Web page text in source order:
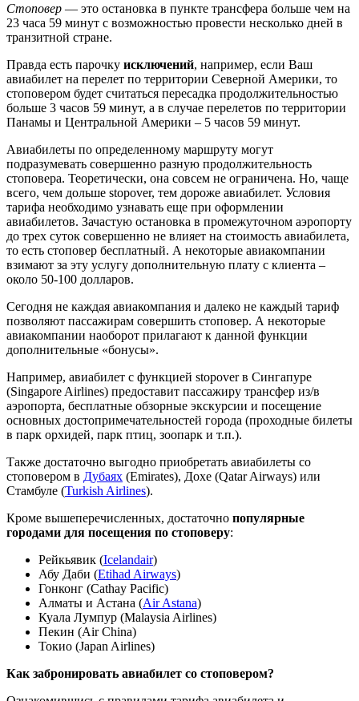
Стоповер — это остановка в пункте трансфера больше чем на
23 часа 59 минут с возможностью провести несколько дней в
транзитной стране.
Правда есть парочку исключений, например, если Ваш
авиабилет на перелет по территории Северной Америки, то
стоповером будет считаться пересадка продолжительностью
больше 3 часов 59 минут, а в случае перелетов по территории
Панамы и Центральной Америки – 5 часов 59 минут.
Авиабилеты по определенному маршруту могут
подразумевать совершенно разную продолжительность
стоповера. Теоретически, она совсем не ограничена. Но, чаще
всего, чем дольше stopover, тем дороже авиабилет. Условия
тарифа необходимо узнавать еще при оформлении
авиабилетов. Зачастую остановка в промежуточном аэропорту
до трех суток совершенно не влияет на стоимость авиабилета,
то есть стоповер бесплатный. А некоторые авиакомпании
взимают за эту услугу дополнительную плату с клиента –
около 50-100 долларов.
Сегодня не каждая авиакомпания и далеко не каждый тариф
позволяют пассажирам совершить стоповер. А некоторые
авиакомпании наоборот прилагают к данной функции
дополнительные «бонусы».
Например, авиабилет с функцией stopover в Сингапуре
(Singapore Airlines) предоставит пассажиру трансфер из/в
аэропорта, бесплатные обзорные экскурсии и посещение
основных достопримечательностей города (проходные билеты
в парк орхидей, парк птиц, зоопарк и т.п.).
Также достаточно выгодно приобретать авиабилеты со
стоповером в Дубаях (Emirates), Дохе (Qatar Airways) или
Стамбуле (Turkish Airlines).
Кроме вышеперечисленных, достаточно популярные
городами для посещения по стоповеру:
Рейкьявик (Icelandair)
Абу Даби (Etihad Airways)
Гонконг (Cathay Pacific)
Алматы и Астана (Air Astana)
Куала Лумпур (Malaysia Airlines)
Пекин (Air China)
Токио (Japan Airlines)
Как забронировать авиабилет со стоповером?